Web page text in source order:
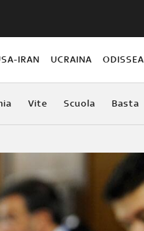
IRAN UCRAINA ODISSEA
Vite Scuola Basta